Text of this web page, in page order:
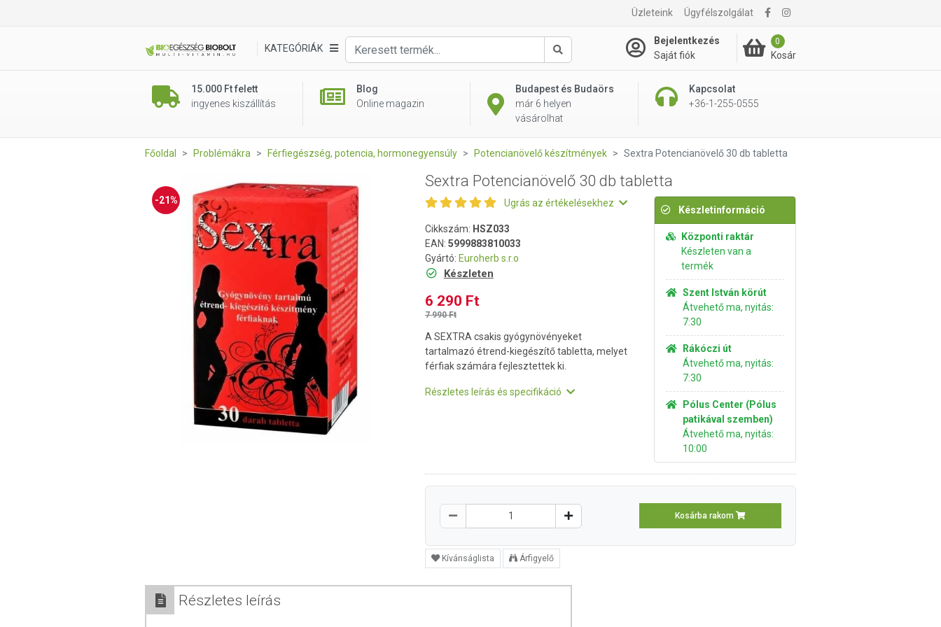
Üzleteink Ügyfélszolgálat
KATEGÓRIÁK
Keresés
Bejelentkezés
Saját fiók
0
Kosár
15.000 Ft felett
ingyenes kiszállítás
Blog
Online magazin
Budapest és Budaörs
már 6 helyen
vásárolhat
Kapcsolat
+36-1-255-0555
6 290 Ft Kosárba rakom
Főoldal Problémákra Férfiegészség, potencia, hormonegyensúly Potencianövelő készítmények Sextra Potencianövelő 30 db tabletta
-21%
Sextra Potencianövelő 30 db tabletta
Ugrás az értékelésekhez
Cikkszám: HSZ033
EAN: 5999883810033
Gyártó: Euroherb s.r.o
Készleten
6 290 Ft
7 990 Ft
A SEXTRA csakis gyógynövényeket
tartalmazó étrend-kiegészítő tabletta, melyet
férfiak számára fejlesztettek ki.
Részletes leírás és specifikáció
Készletinformáció
Központi raktár
Készleten van a
termék
Szent István körút
Átvehető ma, nyitás:
7:30
Rákóczi út
Átvehető ma, nyitás:
7:30
Pólus Center (Pólus
patikával szemben)
Átvehető ma, nyitás:
10:00
Kosárba rakom
Kívánságlista Árfigyelő
Részletes leírás